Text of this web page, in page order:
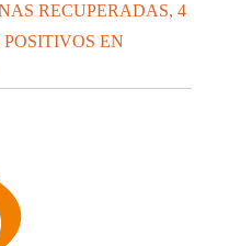
RECUPERADAS, 4
EN